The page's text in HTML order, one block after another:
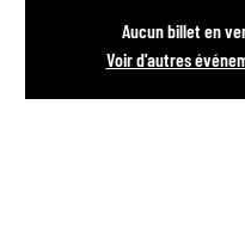
Aucun billet en
Voir d'autres